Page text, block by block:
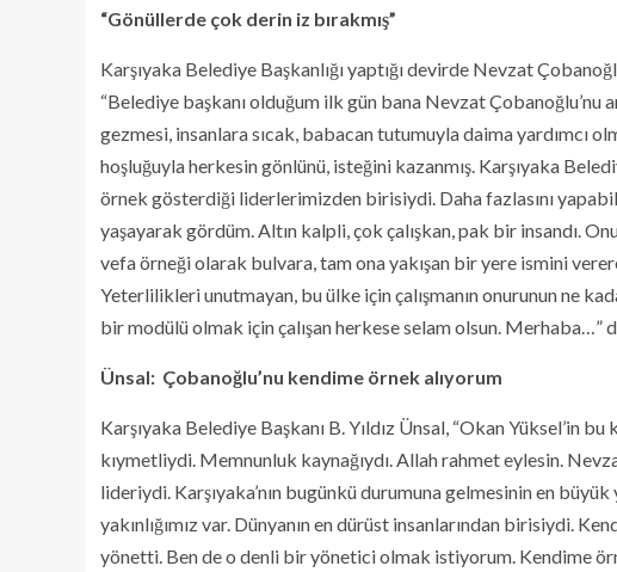
“Gönüllerde çok derin iz bırakmış”
Karşıyaka Belediye Başkanlığı yaptığı devirde Nevzat
“Belediye başkanı olduğum ilk gün bana Nevzat Çobanoğlu’nu
gezmesi, insanlara sıcak, babacan tutumuyla daima yardımcı
hoşluğuyla herkesin gönlünü, isteğini kazanmış. Karşıyaka
örnek gösterdiği liderlerimizden birisiydi. Daha fazlasını
yaşayarak gördüm. Altın kalpli, çok çalışkan, pak bir insandı.
vefa örneği olarak bulvara, tam ona yakışan bir yere ismini
Yeterlilikleri unutmayan, bu ülke için çalışmanın onurunun ne
bir modülü olmak için çalışan herkese selam olsun. Merhaba…”
Ünsal: Çobanoğlu’nu kendime örnek alıyorum
Karşıyaka Belediye Başkanı B. Yıldız Ünsal, “Okan Yüksel’in
kıymetliydi. Memnunluk kaynağıydı. Allah rahmet eylesin.
lideriydi. Karşıyaka’nın bugünkü durumuna gelmesinin en büyük
yakınlığımız var. Dünyanın en dürüst insanlarından birisiydi.
yönetti. Ben de o denli bir yönetici olmak istiyorum. Kendime